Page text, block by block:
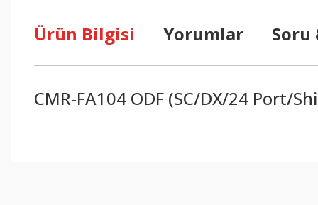
Ürün Bilgisi Yorumlar Soru
CMR-FA104 ODF (SC/DX/24 Port/